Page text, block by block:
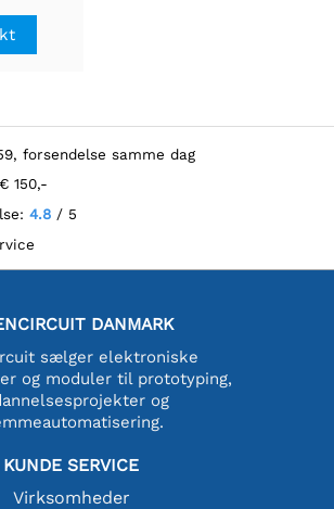
forsendelse samme dag
150,-
4.8 / 5
DANMARK
sælger elektroniske
og moduler til prototyping,
og
KUNDE SERVICE
Virksomheder